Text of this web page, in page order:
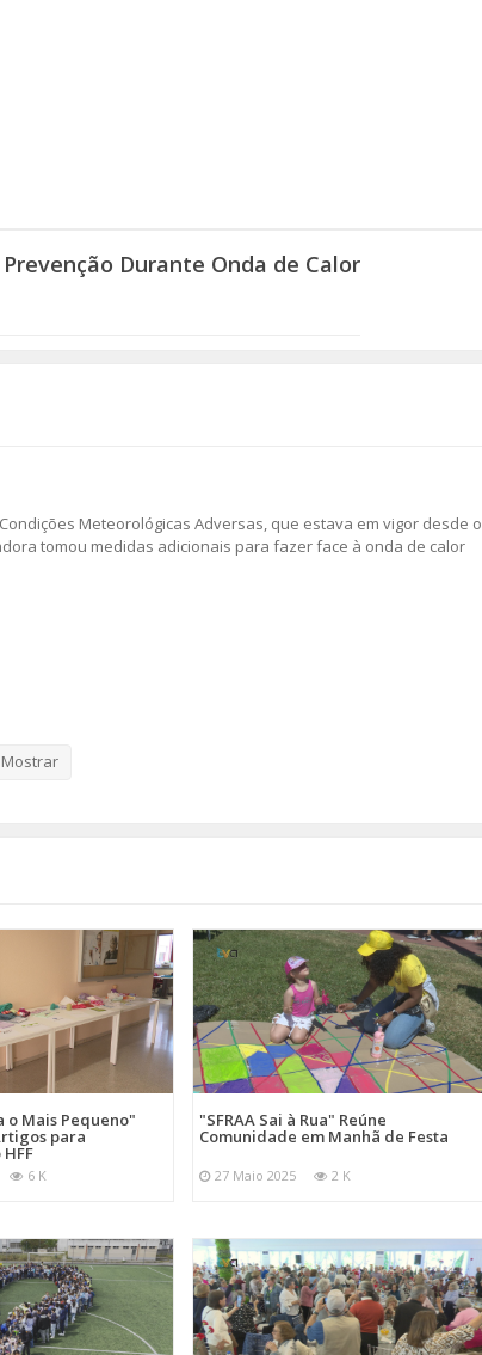
Durante Onda de Calor
Meteorológicas Adversas, que estava em vigor desde o
tomou medidas adicionais para fazer face à onda de calor
Mostrar
o Mais Pequeno"
para
6 K
"SFRAA Sai à Rua" Reúne
Comunidade em Manhã de Festa
27 Maio 2025 2 K